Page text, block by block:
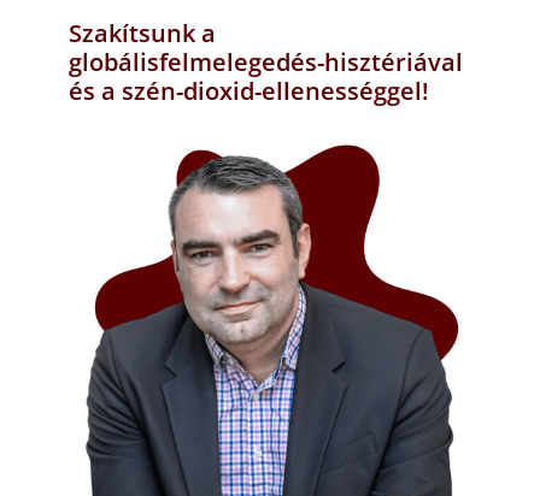
Szakítsunk a
globálisfelmelegedés-hisztériával
és a szén-dioxid-ellenességgel!